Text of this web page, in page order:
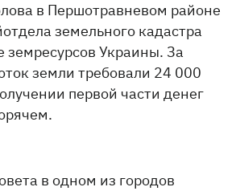
в Першотравневом районе
земельного кадастра
земресурсов Украины. За
земли требовали 24 000
первой части денег
в одном из городов